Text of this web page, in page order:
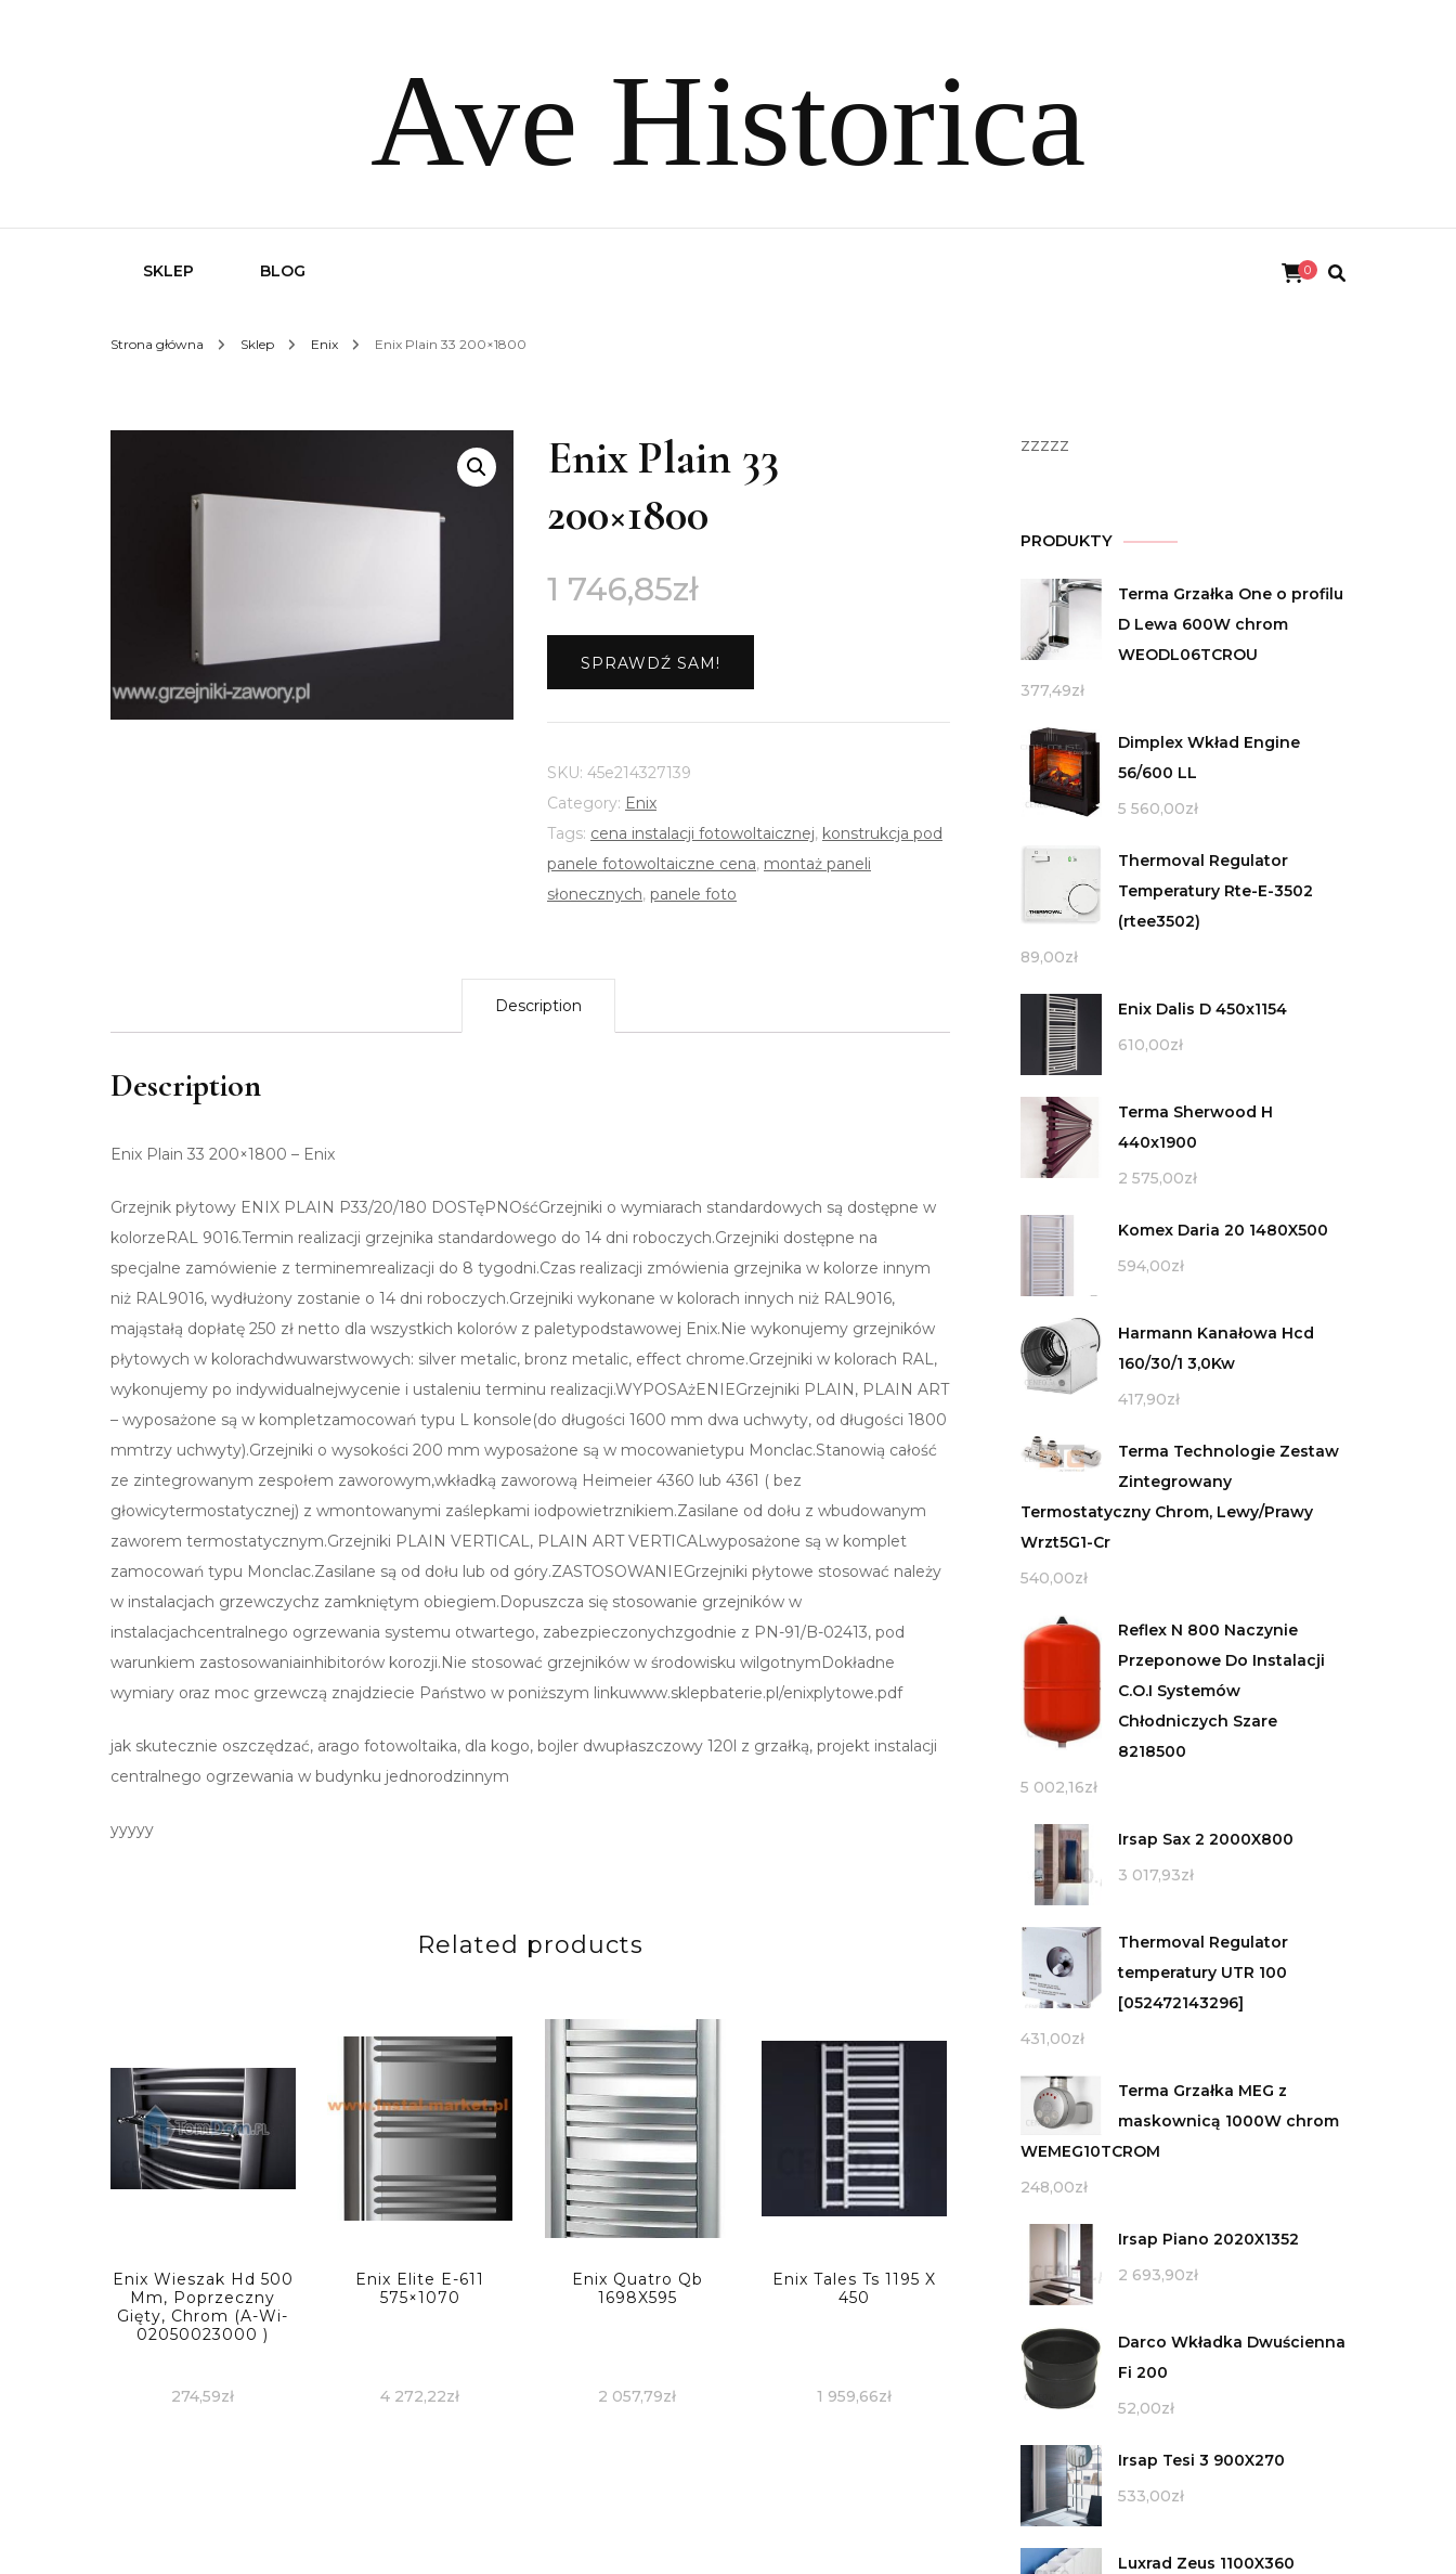
Ave Historica
SKLEP BLOG 0
Strona główna Sklep Enix Enix Plain 33 200×1800
Enix Plain 33
200×1800
1 746,85zł
SPRAWDŹ SAM!
SKU: 45e214327139
Category: Enix
Tags: cena instalacji fotowoltaicznej, konstrukcja pod
panele fotowoltaiczne cena, montaż paneli
słonecznych, panele foto
Description
Description
Enix Plain 33 200×1800 – Enix
Grzejnik płytowy ENIX PLAIN P33/20/180 DOSTęPNOśćGrzejniki o wymiarach standardowych są dostępne w
kolorzeRAL 9016.Termin realizacji grzejnika standardowego do 14 dni roboczych.Grzejniki dostępne na
specjalne zamówienie z terminemrealizacji do 8 tygodni.Czas realizacji zmówienia grzejnika w kolorze innym
niż RAL9016, wydłużony zostanie o 14 dni roboczych.Grzejniki wykonane w kolorach innych niż RAL9016,
mająstałą dopłatę 250 zł netto dla wszystkich kolorów z paletypodstawowej Enix.Nie wykonujemy grzejników
płytowych w kolorachdwuwarstwowych: silver metalic, bronz metalic, effect chrome.Grzejniki w kolorach RAL,
wykonujemy po indywidualnejwycenie i ustaleniu terminu realizacji.WYPOSAżENIEGrzejniki PLAIN, PLAIN ART
– wyposażone są w kompletzamocowań typu L konsole(do długości 1600 mm dwa uchwyty, od długości 1800
mmtrzy uchwyty).Grzejniki o wysokości 200 mm wyposażone są w mocowanietypu Monclac.Stanowią całość
ze zintegrowanym zespołem zaworowym,wkładką zaworową Heimeier 4360 lub 4361 ( bez
głowicytermostatycznej) z wmontowanymi zaślepkami iodpowietrznikiem.Zasilane od dołu z wbudowanym
zaworem termostatycznym.Grzejniki PLAIN VERTICAL, PLAIN ART VERTICALwyposażone są w komplet
zamocowań typu Monclac.Zasilane są od dołu lub od góry.ZASTOSOWANIEGrzejniki płytowe stosować należy
w instalacjach grzewczychz zamkniętym obiegiem.Dopuszcza się stosowanie grzejników w
instalacjachcentralnego ogrzewania systemu otwartego, zabezpieczonychzgodnie z PN-91/B-02413, pod
warunkiem zastosowaniainhibitorów korozji.Nie stosować grzejników w środowisku wilgotnymDokładne
wymiary oraz moc grzewczą znajdziecie Państwo w poniższym linkuwww.sklepbaterie.pl/enixplytowe.pdf
jak skutecznie oszczędzać, arago fotowoltaika, dla kogo, bojler dwupłaszczowy 120l z grzałką, projekt instalacji
centralnego ogrzewania w budynku jednorodzinnym
yyyyy
Related products
Enix Wieszak Hd 500
Mm, Poprzeczny
Gięty, Chrom (A-Wi-
02050023000 )
274,59zł
Enix Elite E-611
575×1070
4 272,22zł
Enix Quatro Qb
1698X595
2 057,79zł
Enix Tales Ts 1195 X
450
1 959,66zł
zzzzz
PRODUKTY
Terma Grzałka One o profilu
D Lewa 600W chrom
WEODL06TCROU
377,49zł
Dimplex Wkład Engine
56/600 LL
5 560,00zł
Thermoval Regulator
Temperatury Rte-E-3502
(rtee3502)
89,00zł
Enix Dalis D 450x1154
610,00zł
Terma Sherwood H
440x1900
2 575,00zł
Komex Daria 20 1480X500
594,00zł
Harmann Kanałowa Hcd
160/30/1 3,0Kw
417,90zł
Terma Technologie Zestaw
Zintegrowany
Termostatyczny Chrom, Lewy/Prawy
Wrzt5G1-Cr
540,00zł
Reflex N 800 Naczynie
Przeponowe Do Instalacji
C.O.I Systemów
Chłodniczych Szare
8218500
5 002,16zł
Irsap Sax 2 2000X800
3 017,93zł
Thermoval Regulator
temperatury UTR 100
[052472143296]
431,00zł
Terma Grzałka MEG z
maskownicą 1000W chrom
WEMEG10TCROM
248,00zł
Irsap Piano 2020X1352
2 693,90zł
Darco Wkładka Dwuścienna
Fi 200
52,00zł
Irsap Tesi 3 900X270
533,00zł
Luxrad Zeus 1100X360